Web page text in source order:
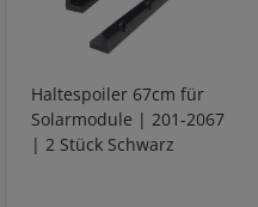
Haltespoiler 67cm für
Solarmodule | 201-2067
| 2 Stück Schwarz